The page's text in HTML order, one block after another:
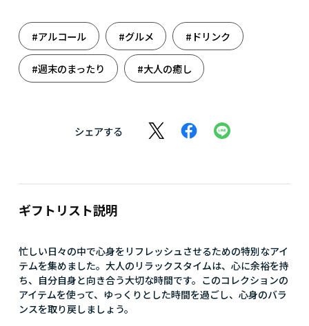
#アルコール #グルメ #ドリンク
#週末のまったり #大人の癒し
シェアする
ギフトリスト説明
忙しい日々の中で心身をリフレッシュさせるための特別なアイ
テムを集めました。大人のリラックスタイムは、心に余裕を持
ち、自分自身と向き合う大切な時間です。このコレクションの
アイテムを使って、ゆっくりとした時間を過ごし、心身のバラ
ンスを取り戻しましょう。